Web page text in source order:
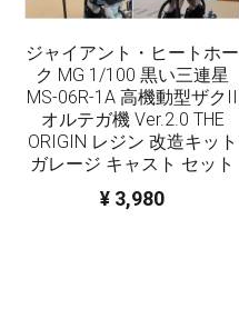
ジャイアント・ヒートホー
ク MG 1/100 黒い三連星
MS-06R-1A 高機動型ザクII
オルテガ機 Ver.2.0 THE
ORIGIN レジン 改造キット
ガレージ キャスト セット
¥ 3,980